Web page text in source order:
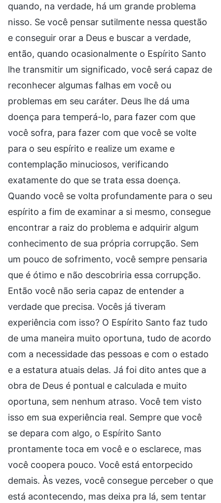
quando, na verdade, há um grande problema
nisso. Se você pensar sutilmente nessa questão
e conseguir orar a Deus e buscar a verdade,
então, quando ocasionalmente o Espírito Santo
lhe transmitir um significado, você será capaz de
reconhecer algumas falhas em você ou
problemas em seu caráter. Deus lhe dá uma
doença para temperá-lo, para fazer com que
você sofra, para fazer com que você se volte
para o seu espírito e realize um exame e
contemplação minuciosos, verificando
exatamente do que se trata essa doença.
Quando você se volta profundamente para o seu
espírito a fim de examinar a si mesmo, consegue
encontrar a raiz do problema e adquirir algum
conhecimento de sua própria corrupção. Sem
um pouco de sofrimento, você sempre pensaria
que é ótimo e não descobriria essa corrupção.
Então você não seria capaz de entender a
verdade que precisa. Vocês já tiveram
experiência com isso? O Espírito Santo faz tudo
de uma maneira muito oportuna, tudo de acordo
com a necessidade das pessoas e com o estado
e a estatura atuais delas. Já foi dito antes que a
obra de Deus é pontual e calculada e muito
oportuna, sem nenhum atraso. Você tem visto
isso em sua experiência real. Sempre que você
se depara com algo, o Espírito Santo
prontamente toca em você e o esclarece, mas
você coopera pouco. Você está entorpecido
demais. Às vezes, você consegue perceber o que
está acontecendo, mas deixa pra lá, sem tentar